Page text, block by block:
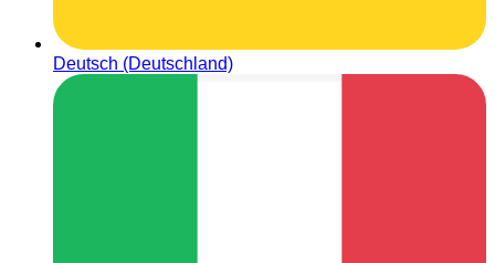
Deutsch (Deutschland)